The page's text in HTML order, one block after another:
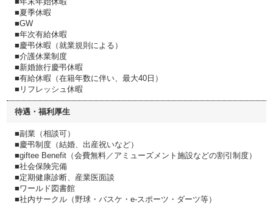
■夏季休暇
■GW
■年次有給休暇
■慶弔休暇（就業規則による）
■介護休業制度
■新婚旅行慶弔休暇
■有給休暇（在籍年数に伴い、最大40日）
■リフレッシュ休暇
待遇・福利厚生
■副業（相談可）
■慶弔制度（結婚、出産祝いなど）
■giftee Benefit（会費無料／アミューズメント施設などの割引制度）
■社会保険完備
■定期健康診断、産業医面談
■ワールド図書館
■社内サークル（野球・バスケ・e-スポーツ・ダーツ等）